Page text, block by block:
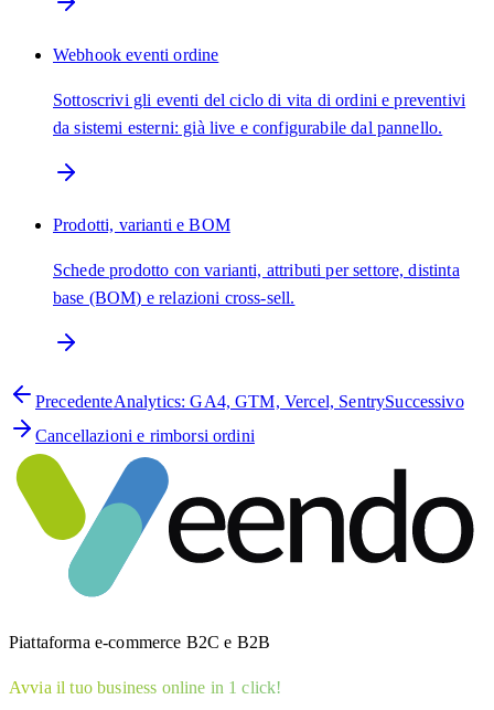
Webhook eventi ordine
Sottoscrivi gli eventi del ciclo di vita di ordini e preventivi
da sistemi esterni: già live e configurabile dal pannello.
Prodotti, varianti e BOM
Schede prodotto con varianti, attributi per settore, distinta
base (BOM) e relazioni cross-sell.
PrecedenteAnalytics: GA4, GTM, Vercel, SentrySuccessivo
Cancellazioni e rimborsi ordini
Piattaforma e-commerce B2C e B2B
Avvia il tuo business online in 1 click!